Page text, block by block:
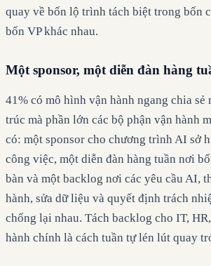
quay về bốn lộ trình tách biệt trong bốn
bốn VP khác nhau.
Một sponsor, một diễn đàn hàng
41% có mô hình vận hành ngang chia sẻ
trúc mà phần lớn các bộ phận vận hành
có: một sponsor cho chương trình AI sở
công việc, một diễn đàn hàng tuần nơi
bàn và một backlog nơi các yêu cầu AI,
hành, sửa dữ liệu và quyết định trách
chống lại nhau. Tách backlog cho IT,
hành chính là cách tuần tự lén lút quay